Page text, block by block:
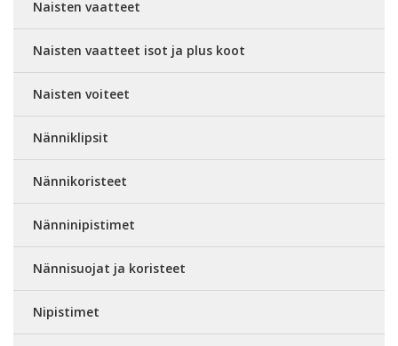
Naisten vaatteet
Naisten vaatteet isot ja plus koot
Naisten voiteet
Nänniklipsit
Nännikoristeet
Nänninipistimet
Nännisuojat ja koristeet
Nipistimet